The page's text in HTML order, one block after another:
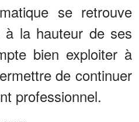
se retrouve
la hauteur de ses
bien exploiter à
de continuer
professionnel.